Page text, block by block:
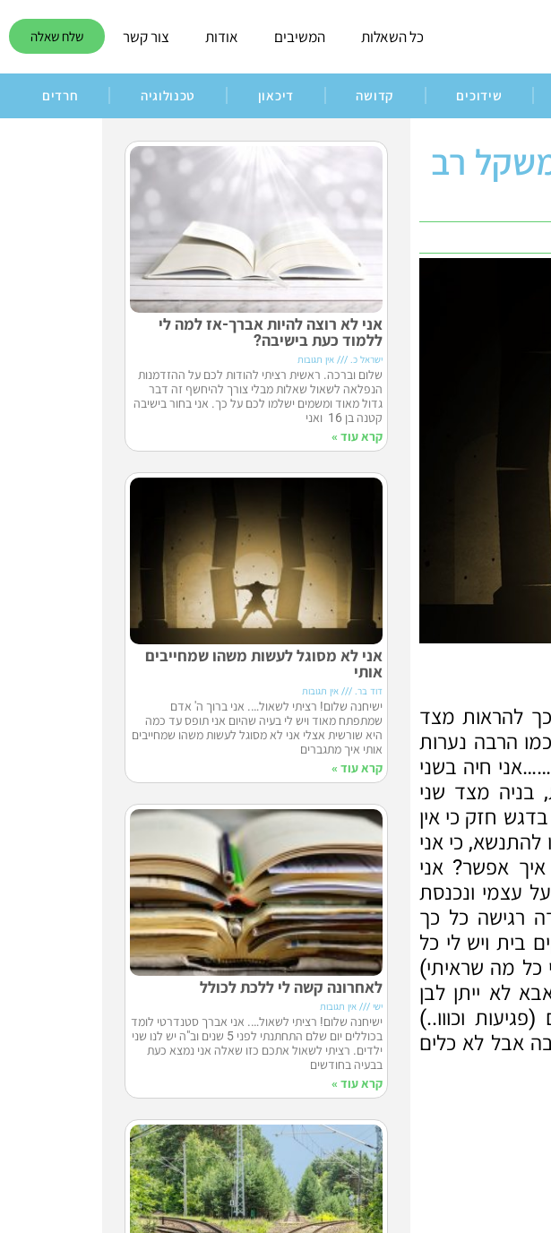
כל השאלות המשיבים אודות צור קשר שלח שאלה
שידוכים קדושה דיכאון טכנולוגיה חרדים
רב
להראות מצד
הרבה נערות
חיה בשני
בניה מצד שני
חזק כי אין
כי אני
אפשר? אני
עצמי ונכנסת
רגישה כל כך
בית ויש לי כל
כל מה שראיתי)
לא ייתן לבן
וכווו..)
אבל לא כלים
אני לא רוצה להיות אברך-אז למה לי
ללמוד כעת בישיבה?
ישראל כ. אין תגובות
שלום וברכה. ראשית רציתי להודות לכם על ההזדמנות
הנפלאה לשאול שאלות מבלי צורך להיחשף זה דבר
גדול מאוד ומשמים ישלמו לכם על כך. אני בחור בישיבה
קטנה בן 16 ואני
קרא עוד »
אני לא מסוגל לעשות משהו שמחייבים
אותי
דוד בר. אין תגובות
ישיחנה שלום! רציתי לשאול…. אני ברוך ה' אדם
שמתפתח מאוד ויש לי בעיה שהיום אני תופס עד כמה
היא שורשית אצלי אני לא מסוגל לעשות משהו שמחייבים
אותי איך מתגברים
קרא עוד »
לאחרונה קשה לי ללכת לכולל
ישי אין תגובות
ישיחנה שלום! רציתי לשאול…. אני אברך סטנדרטי לומד
בכוללים יום שלם התחתנתי לפני 5 שנים וב"ה יש לנו שני
ילדים. רציתי לשאול אתכם כזו שאלה אני נמצא כעת
בבעיה בחודשים
קרא עוד »